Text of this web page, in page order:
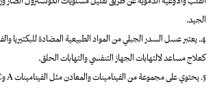
الجيد.
4. يعتبر عسل السدر الجبلي من المواد الطبيعية المضادة للبكتيريا
كعلاج مساعد لالتهابات الجهاز التنفسي والتهابات الحلق.